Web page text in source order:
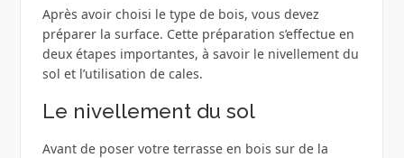
Après avoir choisi le type de bois, vous devez
préparer la surface. Cette préparation s’effectue en
deux étapes importantes, à savoir le nivellement du
sol et l’utilisation de cales.
Le nivellement du sol
Avant de poser votre terrasse en bois sur de la